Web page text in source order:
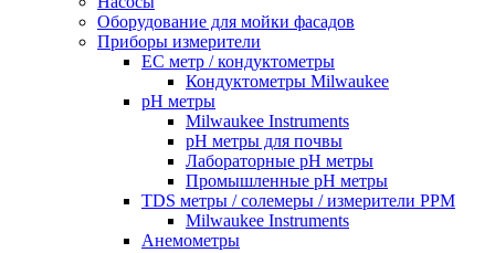
Оборудование для мойки фасадов
Приборы измерители
EC метр / кондуктометры
Кондуктометры Milwaukee
pH метры
Milwaukee Instruments
pH метры для почвы
Лабораторные pH метры
Промышленные pH метры
TDS метры / солемеры / измерители PPM
Milwaukee Instruments
Анемометры